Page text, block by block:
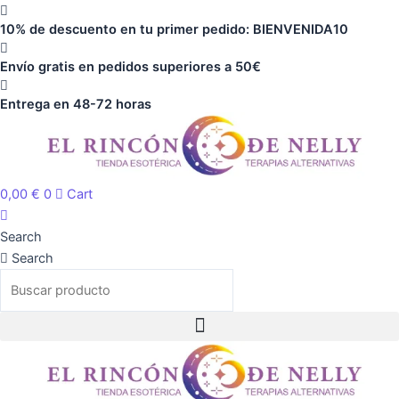
Ir
al
contenido
10% de descuento en tu primer pedido: BIENVENIDA10
Envío gratis en pedidos superiores a 50€
Entrega en 48-72 horas
0,00 € 0 Cart
Search
Search
cantidad